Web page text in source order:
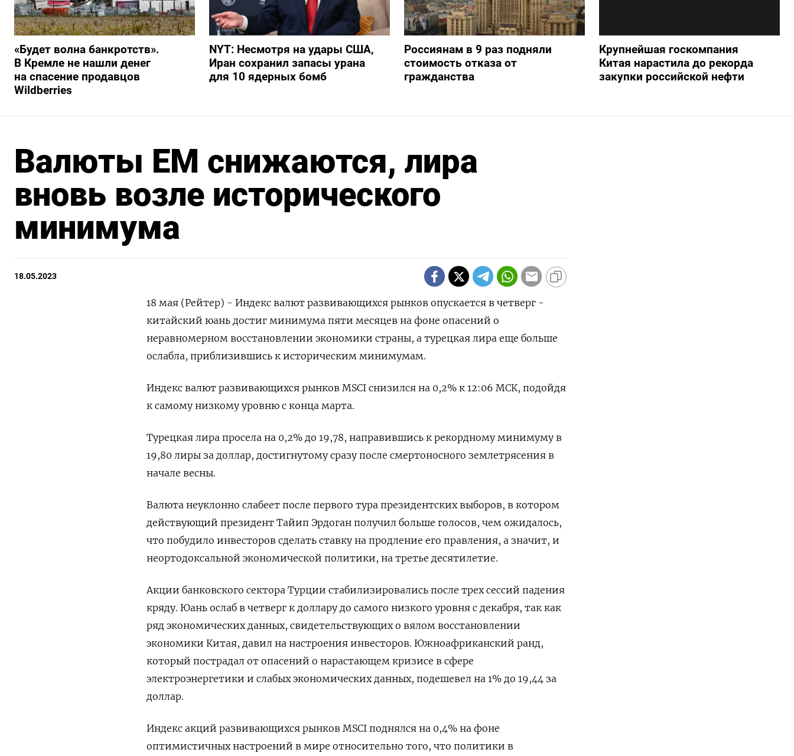
«Будет волна банкротств».
В Кремле не нашли денег
на спасение продавцов
Wildberries
NYT: Несмотря на удары США,
Иран сохранил запасы урана
для 10 ядерных бомб
Россиянам в 9 раз подняли
стоимость отказа от
гражданства
Крупнейшая госкомпания
Китая нарастила до рекорда
закупки российской нефти
Валюты ЕМ снижаются, лира
вновь возле исторического
минимума
18.05.2023
18 мая (Рейтер) - Индекс валют развивающихся рынков опускается в четверг -
китайский юань достиг минимума пяти месяцев на фоне опасений о
неравномерном восстановлении экономики страны, а турецкая лира еще больше
ослабла, приблизившись к историческим минимумам.
Индекс валют развивающихся рынков MSCI снизился на 0,2% к 12:06 МСК, подойдя
к самому низкому уровню с конца марта.
Турецкая лира просела на 0,2% до 19,78, направившись к рекордному минимуму в
19,80 лиры за доллар, достигнутому сразу после смертоносного землетрясения в
начале весны.
Валюта неуклонно слабеет после первого тура президентских выборов, в котором
действующий президент Тайип Эрдоган получил больше голосов, чем ожидалось,
что побудило инвесторов сделать ставку на продление его правления, а значит, и
неортодоксальной экономической политики, на третье десятилетие.
Акции банковского сектора Турции стабилизировались после трех сессий падения
кряду. Юань ослаб в четверг к доллару до самого низкого уровня с декабря, так как
ряд экономических данных, свидетельствующих о вялом восстановлении
экономики Китая, давил на настроения инвесторов. Южноафриканский ранд,
который пострадал от опасений о нарастающем кризисе в сфере
электроэнергетики и слабых экономических данных, подешевел на 1% до 19,44 за
доллар.
Индекс акций развивающихся рынков MSCI поднялся на 0,4% на фоне
оптимистичных настроений в мире относительно того, что политики в